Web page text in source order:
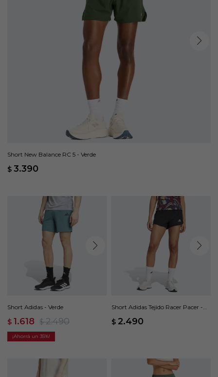
Short New Balance RC 5 - Verde
$ 3.390
Short Adidas - Verde
$ 1.618 $ 2.490
35
Short Adidas Tejido Racer Pacer -
$ 2.490